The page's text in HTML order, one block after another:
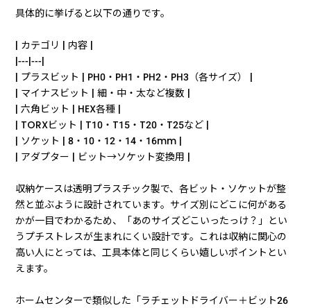
具体的に挙げると以下の通りです。
| カテゴリ | 内容 |
|---|---|
| プラスビット | PH0・PH1・PH2・PH3（各サイズ） |
| マイナスビット | 細・中・太など複数 |
| 六角ビット | HEX各種 |
| TORXビット | T10・T15・T20・T25など |
| ソケット | 8・10・12・14・16mm |
| アダプター | ビット→ソケット変換用 |
収納ケースは透明プラスチック製で、各ビット・ソケットが整
然と並ぶように設計されています。サイズ別にどこに何がある
かが一目でわかるため、「あのサイズどこいったっけ？」とい
うプチストレスが生まれにくい設計です。これは収納に関心の
高い人にとっては、工具本体と同じくらい嬉しいポイントとい
えます。
ホームセンターで類似した「ラチェットドライバー＋ビット26